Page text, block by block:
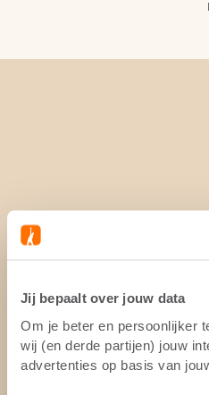
Jij bepaalt over jouw data
Om je beter en persoonlijker
wij (en derde partijen) jouw
advertenties op basis van